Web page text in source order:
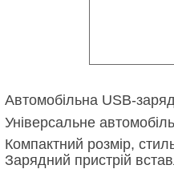
Автомобільна USB-
Універсальне
Компактний розмір,
Зарядний пристрій